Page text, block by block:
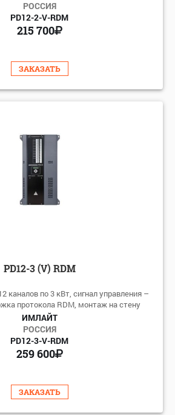
РОССИЯ
PD12-2-V-RDM
215 700
ЗАКАЗАТЬ
PD12-3 (V) RDM
каналов по 3 кВт, сигнал управления –
протокола RDM, монтаж на стену
ИМЛАЙТ
РОССИЯ
PD12-3-V-RDM
259 600
ЗАКАЗАТЬ